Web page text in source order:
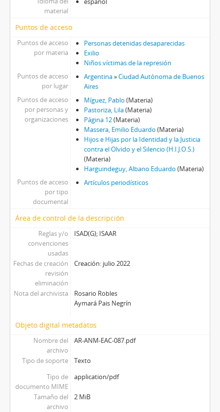
material
Puntos de acceso
Puntos de acceso
por materia
Personas detenidas desaparecidas
Exilio
Niños víctimas de la represión
Puntos de acceso
por lugar
Argentina»Ciudad Autónoma de Buenos
Aires
Puntos de acceso
por personas y
organizaciones
Míguez, Pablo (Materia)
Pastoriza, Lila(Materia)
Página 12(Materia)
Massera, Emilio Eduardo (Materia)
Hijos e Hijas por la Identidad y la Justicia
contra el Olvido y el Silencio (H.I.J.O.S.)
(Materia)
Harguindeguy, Albano Eduardo (Materia)
Puntos de acceso
por tipo
documental
Artículos periodísticos
Área de control de la descripción
Reglas y/o
convenciones
usadas
ISAD(G); ISAAR
Fechas de creación
revisión
eliminación
Creación: julio 2022
Nota del archivista
Rosario Robles
Aymará Pais Negrín
Objeto digital metadatos
Nombre del
archivo
AR-ANM-EAC-087.pdf
Tipo de soporte
Texto
Tipo de
documento MIME
application/pdf
Tamaño del
archivo
2 MiB